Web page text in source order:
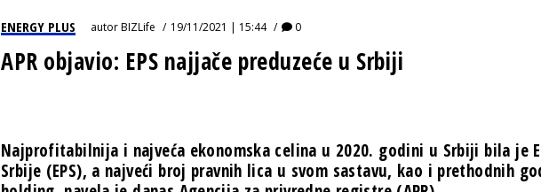
ENERGY PLUS autorBIZLife 19/11/2021 | 15:44 0
APR objavio: EPS najjače preduzeće u Srbiji
Najprofitabilnija i najveća ekonomska celina u 2020. godini u Srbiji bila je
Srbije (EPS), a najveći broj pravnih lica u svom sastavu, kao i prethodnih